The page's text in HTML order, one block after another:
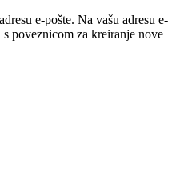
e-pošte. Na vašu adresu e-
poveznicom za kreiranje nove